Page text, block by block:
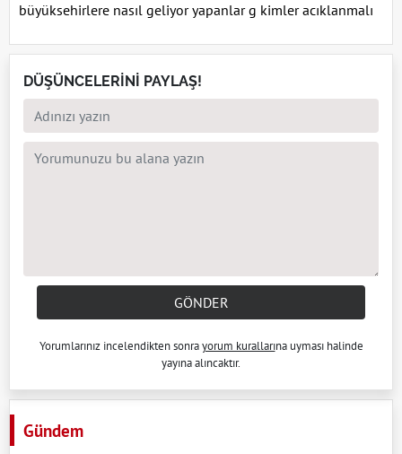
büyüksehirlere nasıl geliyor yapanlar g kimler acıklanmalı
DÜŞÜNCELERİNİ PAYLAŞ!
GÖNDER
Yorumlarınız incelendikten sonrayorum kurallarına uyması halinde
yayına alıncaktır.
Gündem